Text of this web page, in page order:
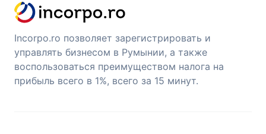
Incorpo.ro позволяет зарегистрировать и
управлять бизнесом в Румынии, а также
воспользоваться преимуществом налога на
прибыль всего в 1%, всего за 15 минут.